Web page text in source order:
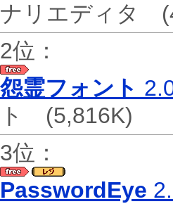
ナリエディタ
2位：
怨霊フォント
ト (5,816K)
3位：
PasswordEye